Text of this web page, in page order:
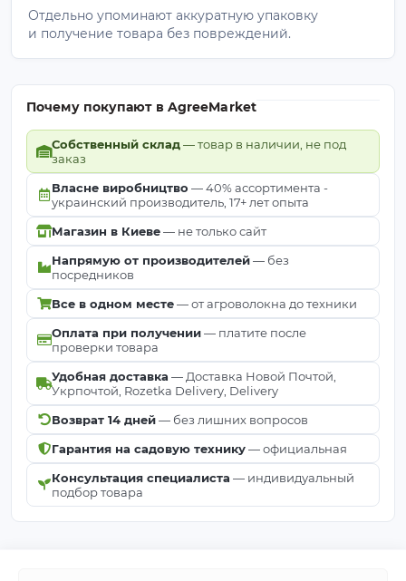
Отдельно упоминают аккуратную упаковку
и получение товара без повреждений.
Почему покупают в AgreeMarket
Собственный склад— товар в наличии, не под
заказ
Власне виробництво — 40% ассортимента -
украинский производитель, 17+ лет опыта
Магазин в Киеве— не только сайт
Напрямую от производителей— без
посредников
Все в одном месте— от агроволокна до техники
Оплата при получении— платите после
проверки товара
Удобная доставка — Доставка Новой Почтой,
Укрпочтой, Rozetka Delivery, Delivery
Возврат 14 дней— без лишних вопросов
Гарантия на садовую технику— официальная
Консультация специалиста — индивидуальный
подбор товара